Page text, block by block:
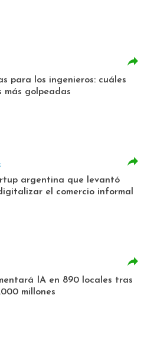
para los ingenieros: cuáles
más golpeadas
argentina que levantó
el comercio informal
IA en 890 locales tras
millones